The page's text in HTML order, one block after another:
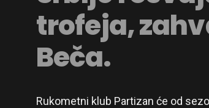
trofeja,
Beča.
Rukometni klub Partizan će od